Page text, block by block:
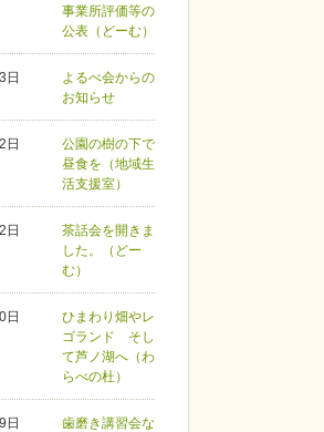
事業所評価等の
公表（どーむ）
日
よるべ会からの
お知らせ
日
公園の樹の下で
昼食を（地域生
活支援室）
日
茶話会を開きま
した。（どー
む）
日
ひまわり畑やレ
ゴランド そし
て芦ノ湖へ（わ
らべの杜）
日
歯磨き講習会な